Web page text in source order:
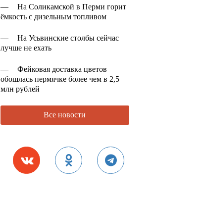
—
На Соликамской в Перми горит
ёмкость с дизельным топливом
—
На Усьвинские столбы сейчас
лучше не ехать
—
Фейковая доставка цветов
обошлась пермячке более чем в 2,5
млн рублей
Все новости